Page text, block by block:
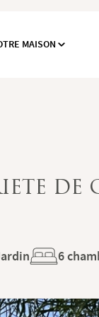
MAISON
DE
6
ET